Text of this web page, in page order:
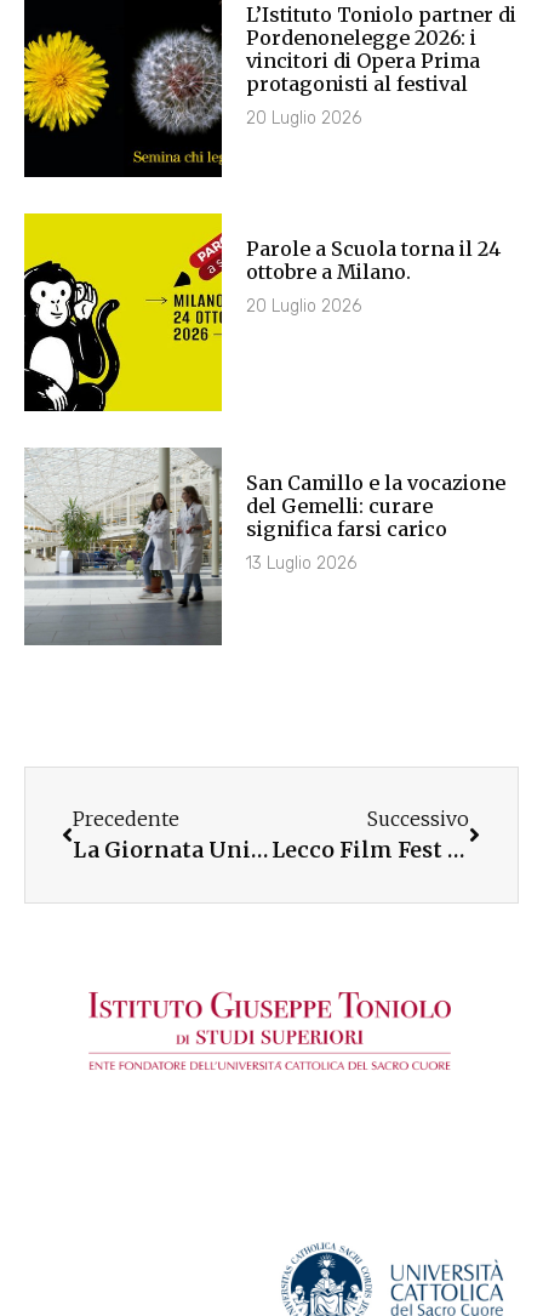
L’Istituto Toniolo partner di
Pordenonelegge 2026: i
vincitori di Opera Prima
protagonisti al festival
20 Luglio 2026
Parole a Scuola torna il 24
ottobre a Milano.
20 Luglio 2026
San Camillo e la vocazione
del Gemelli: curare
significa farsi carico
13 Luglio 2026
Precedente
La Giornata Universitaria, contributo al Giubileo di Papa Francesco
Successivo
Lecco Film Fest 2025